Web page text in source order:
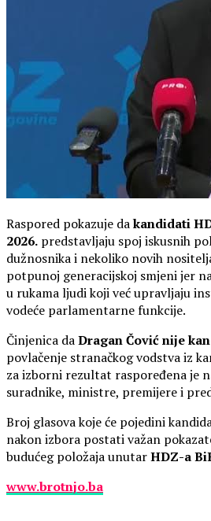
Raspored pokazuje dakandidati
2026. predstavljaju spoj iskusnih
dužnosnika i nekoliko novih
potpunoj generacijskoj smjeni jer
u rukama ljudi koji već upravljaju
vodeće parlamentarne funkcije.
Činjenica daDragan Čović nije
povlačenje stranačkog vodstva iz
za izborni rezultat raspoređena je
suradnike, ministre, premijere i
Broj glasova koje će pojedini
nakon izbora postati važan
budućeg položaja unutarHDZ-a
www.brotnjo.ba